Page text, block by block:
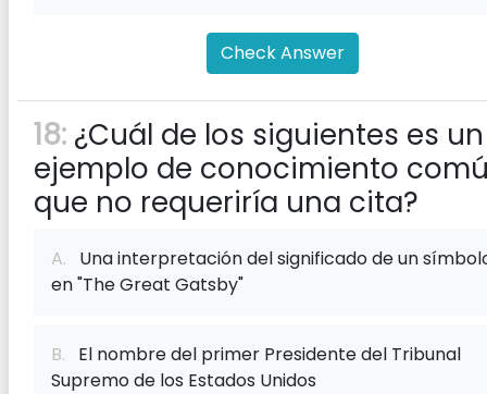
Check Answer
18: ¿Cuál de los siguientes es un
ejemplo de conocimiento
que no requeriría una cita?
A. Una interpretación del significado de un
en "The Great Gatsby"
B. El nombre del primer Presidente del Tribunal
Supremo de los Estados Unidos